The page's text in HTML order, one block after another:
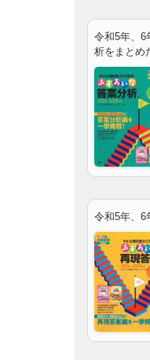
令和5年、6
析をまとめ
令和5年、6